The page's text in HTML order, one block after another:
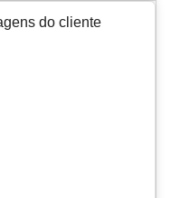
do cliente